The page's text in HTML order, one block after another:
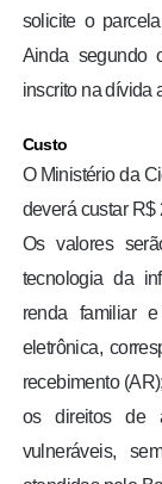
solicite o
Ainda segundo
inscrito na dívida
Custo
O Ministério da
deverá custar R$
Os valores
tecnologia da
renda familiar
eletrônica,
recebimento
os direitos de
vulneráveis,